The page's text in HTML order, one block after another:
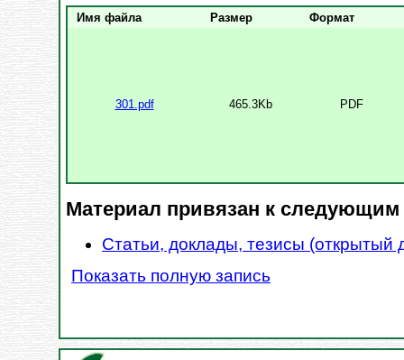
Имя файла Размер Формат
301.pdf 465.3Kb PDF
Материал привязан к следующим
Статьи, доклады, тезисы (открытый
Показать полную запись